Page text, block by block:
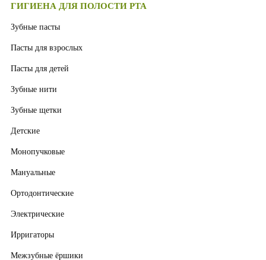
ГИГИЕНА ДЛЯ ПОЛОСТИ РТА
Зубные пасты
Пасты для взрослых
Пасты для детей
Зубные нити
Зубные щетки
Детские
Монопучковые
Мануальные
Ортодонтические
Электрические
Ирригаторы
Межзубные ёршики